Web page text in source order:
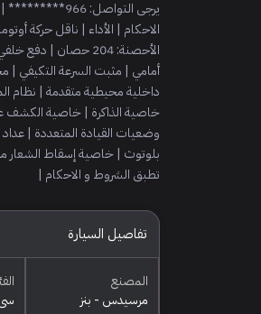
داخلية محيطية متقدمة | نظام
خاصية الذاكرة | خاصية الكشف
وضعيات القيادة المتعددة |
تطبق الشروط و الاحكام |
تفاصيل السيارة
المصنع
مرسيدس - بنز